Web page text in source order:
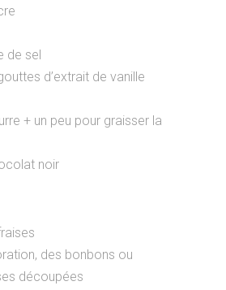
de sel
d’extrait de vanille
+ un peu pour graisser la
noir
des bonbons ou
découpées